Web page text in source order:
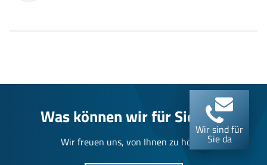
Wir sind für
Sie da
Was können wir für Sie tun?
Wir freuen uns, von Ihnen zu hören.